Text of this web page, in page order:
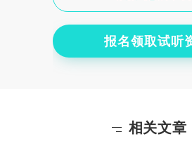
报名领取试听
相关文章